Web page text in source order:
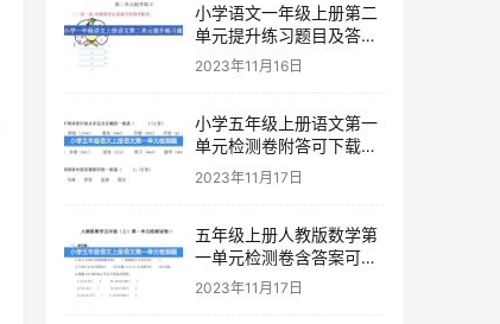
小学语文一年级上册第二
单元提升练习题目及答案
下载
2023年11月16日
小学五年级上册语文第一
单元检测卷附答可下载打
印
2023年11月17日
五年级上册人教版数学第
一单元检测卷含答案可下
载打印
2023年11月17日